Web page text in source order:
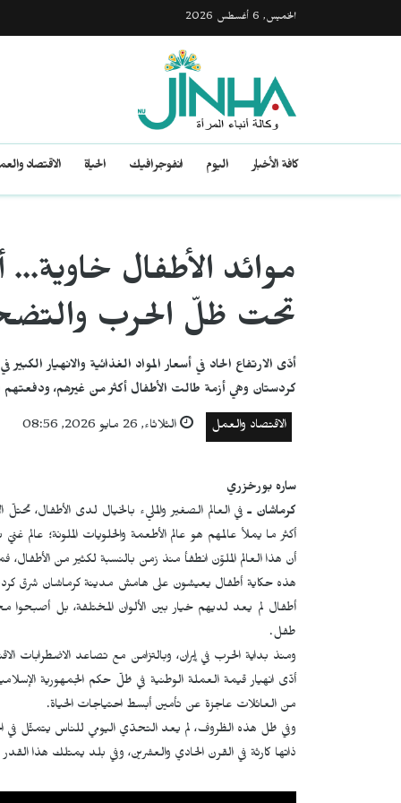
الخميس, 6 أغسطس 2026
كافة الأخبار اليوم انفوجرافيك الحياة الاقتصاد
موائد الأطفال
تحت ظلّ الحرب
أدّى الارتفاع الحاد في أسعار المواد الغذائية والانهيار
كردستان وهي أزمة طالت الأطفال أكثر من غيرهم،
الاقتصاد والعمل الثلاثاء, 26 مايو 2026, 08:56
ساره بورخزري
كرماشان ـفي العالم الصغير والمليء بالخيال لدى الأطفال، تحتلّ
أكثر ما يملأ عالمهم هو عالم الأطعمة والحلويات الملونة؛ عالم
أن هذا العالم الملوّن انطفأ منذ زمن بالنسبة لكثير من
هذه حكاية أطفال يعيشون على هامش مدينة كرماشان شرق
أطفال لم يعد لديهم خيار بين الألوان المختلفة، بل
طفل.
ومنذ بداية الحرب في إيران، وبالتزامن مع تصاعد الاضطرابات
أدّى انهيار قيمة العملة الوطنية في ظلّ حكم الجمهورية الإسلامية
من العائلات عاجزة عن تأمين أبسط احتياجات الحياة.
وفي ظل هذه الظروف، لم يعد التحدّي اليومي للناس يتمثّل في
ذاتها كارثة في القرن الحادي والعشرين، وفي بلد يمتلك هذا القدر